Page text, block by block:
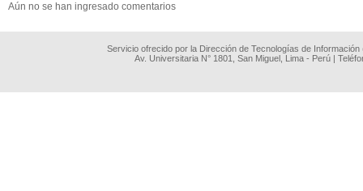
Aún no se han ingresado comentarios
Servicio ofrecido por la Dirección de Tecnologías de
Av. Universitaria N° 1801, San Miguel, Lima - Perú |